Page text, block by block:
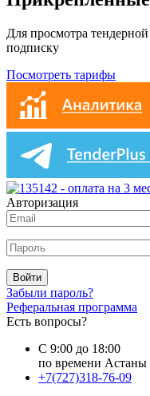
Для просмотра
подписку
Посмотреть тарифы
Авторизация
Войти
Забыли пароль?
Реферальная программа
Есть вопросы?
С 9:00 до 18:00
по времени Астаны
+7(727)318-76-09